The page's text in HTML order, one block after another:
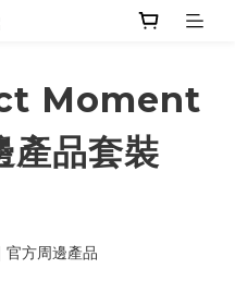
Moment
產品套裝
方周邊產品